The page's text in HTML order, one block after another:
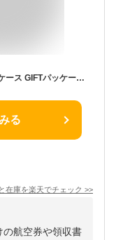
日本製 レザー パスポートカバー パスポートケース GIFTパッケージ梱包 牛革 本革 チケット パスケース ビジネス メンズ レディース カジュアル おしゃれ 高級感 キャメル/ピンクレッド
る
在庫を楽天でチェック >>
の航空券や領収書